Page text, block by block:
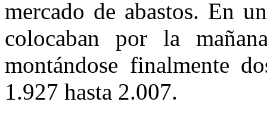
mercado de abastos. En
colocaban por la
montándose finalmente
1.927 hasta 2.007.